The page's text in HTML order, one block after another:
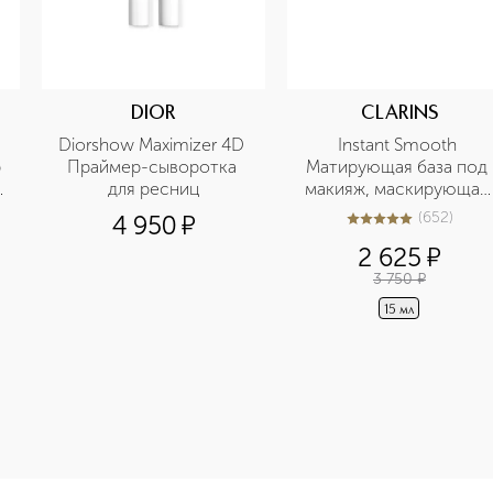
DIOR
Diorshow Maximizer 4D
Праймер-сыворотка
для ресниц
4 950¤
CLARINS
Instant Smooth
Матирующая база под
макияж, маскирующая
морщины
5из 5652 (652)
2 625 ¤
3 750 ¤
15 мл